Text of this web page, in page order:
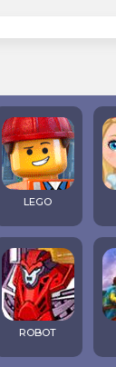
LEGO
ROBOT